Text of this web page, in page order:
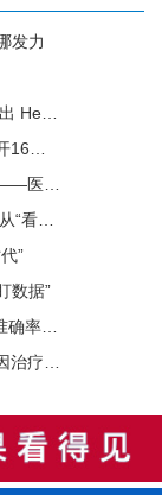
发力
什么？
表）
讯速览
行动”
”
数据”
可医”？
长密码